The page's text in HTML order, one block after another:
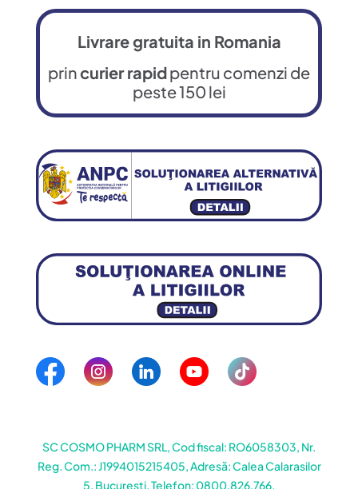
Livrare gratuita in Romania
princurier rapidpentru comenzi de
peste 150 lei
SC COSMO PHARM SRL, Cod fiscal: RO6058303, Nr.
Reg. Com.: J1994015215405, Adresă: Calea Calarasilor
5, Bucuresti, Telefon: 0800.826.766.